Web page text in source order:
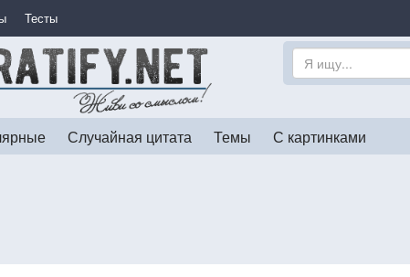
Тесты
Случайная цитата Темы С картинками